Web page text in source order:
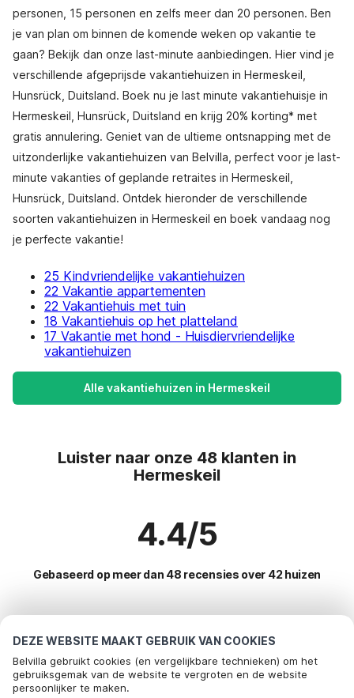
DEZE WEBSITE MAAKT GEBRUIK VAN COOKIES
Belvilla gebruikt cookies (en vergelijkbare technieken) om het
gebruiksgemak van de website te vergroten en de website
persoonlijker te maken.
personen, 15 personen en zelfs meer dan 20 personen. Ben
je van plan om binnen de komende weken op vakantie te
gaan? Bekijk dan onze last-minute aanbiedingen. Hier vind je
verschillende afgeprijsde vakantiehuizen in Hermeskeil,
Hunsrück, Duitsland. Boek nu je last minute vakantiehuisje in
Hermeskeil, Hunsrück, Duitsland en krijg 20% korting* met
gratis annulering. Geniet van de ultieme ontsnapping met de
uitzonderlijke vakantiehuizen van Belvilla, perfect voor je last-
minute vakanties of geplande retraites in Hermeskeil,
Hunsrück, Duitsland. Ontdek hieronder de verschillende
soorten vakantiehuizen in Hermeskeil en boek vandaag nog
je perfecte vakantie!
25 Kindvriendelijke vakantiehuizen
22 Vakantie appartementen
22 Vakantiehuis met tuin
18 Vakantiehuis op het platteland
17 Vakantie met hond - Huisdiervriendelijke
vakantiehuizen
Alle vakantiehuizen in Hermeskeil
Luister naar onze 48 klanten in
Hermeskeil
4.4/5
Gebaseerd op meer dan 48 recensies over 42 huizen
Meest populaire bestemmingen voor
vakantie
Top steden met top voorzieningen voor vakantie